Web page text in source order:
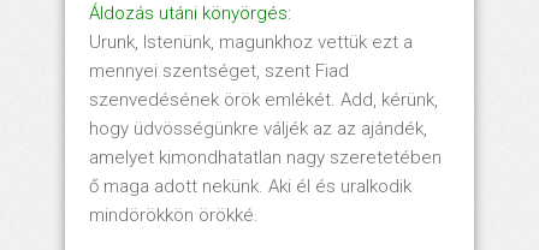
Áldozás utáni könyörgés:
Urunk, Istenünk, magunkhoz vettük ezt a
mennyei szentséget, szent Fiad
szenvedésének örök emlékét. Add, kérünk,
hogy üdvösségünkre váljék az az ajándék,
amelyet kimondhatatlan nagy szeretetében
ő maga adott nekünk. Aki él és uralkodik
mindörökkön örökké.